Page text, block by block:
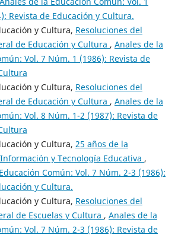
Revista de Educación y Cultura.
y Cultura, Resoluciones del
de Educación y Cultura , Anales de la
Vol. 7 Núm. 1 (1986): Revista de
y Cultura, Resoluciones del
de Educación y Cultura , Anales de la
Vol. 8 Núm. 1-2 (1987): Revista de
y Cultura, 25 años de la
y Tecnología Educativa ,
Común: Vol. 7 Núm. 2-3 (1986):
y Cultura.
y Cultura, Resoluciones del
de Escuelas y Cultura , Anales de la
Vol. 7 Núm. 2-3 (1986): Revista de